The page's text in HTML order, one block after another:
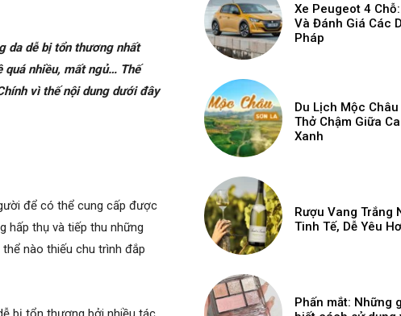
da dễ bị tổn thương nhất
quá nhiều, mất ngủ… Thế
vì thế nội dung dưới đây
để có thể cung cấp được
hấp thụ và tiếp thu những
nào thiếu chu trình đắp
Xe Peugeot 4
Và Đánh Giá Các
Pháp
Du Lịch Mộc
Thở Chậm Giữa
Xanh
Rượu Vang Trắng
Tinh Tế, Dễ Yêu
Phấn mắt: Những